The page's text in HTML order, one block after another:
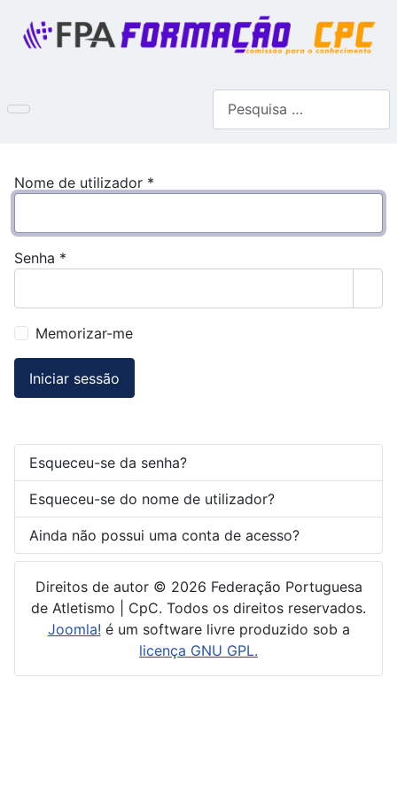
Nome de utilizador *
Senha *
Memorizar-me
Iniciar sessão
Esqueceu-se da senha?
Esqueceu-se do nome de utilizador?
Ainda não possui uma conta de acesso?
Direitos de autor © 2026 Federação Portuguesa
de Atletismo | CpC. Todos os direitos reservados.
Joomla! é um software livre produzido sob a
licença GNU GPL.